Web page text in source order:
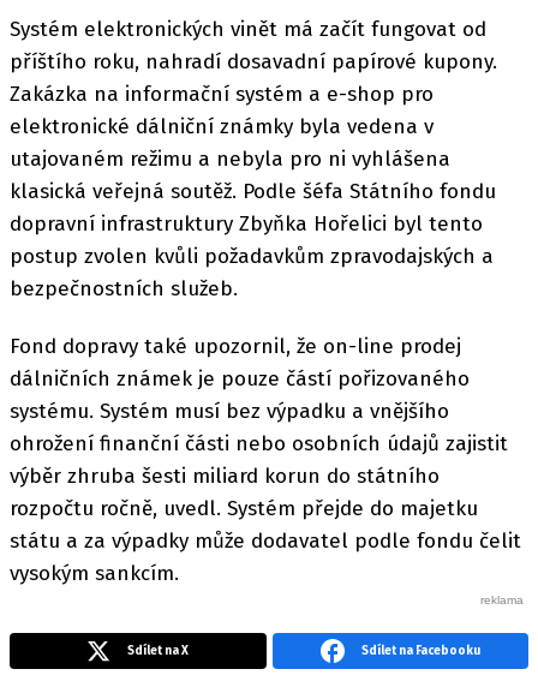
Systém elektronických vinět má začít fungovat od
příštího roku, nahradí dosavadní papírové kupony.
Zakázka na informační systém a e-shop pro
elektronické dálniční známky byla vedena v
utajovaném režimu a nebyla pro ni vyhlášena
klasická veřejná soutěž. Podle šéfa Státního fondu
dopravní infrastruktury Zbyňka Hořelici byl tento
postup zvolen kvůli požadavkům zpravodajských a
bezpečnostních služeb.
Fond dopravy také upozornil, že on-line prodej
dálničních známek je pouze částí pořizovaného
systému. Systém musí bez výpadku a vnějšího
ohrožení finanční části nebo osobních údajů zajistit
výběr zhruba šesti miliard korun do státního
rozpočtu ročně, uvedl. Systém přejde do majetku
státu a za výpadky může dodavatel podle fondu čelit
vysokým sankcím.
Sdílet na X Sdílet na Facebooku